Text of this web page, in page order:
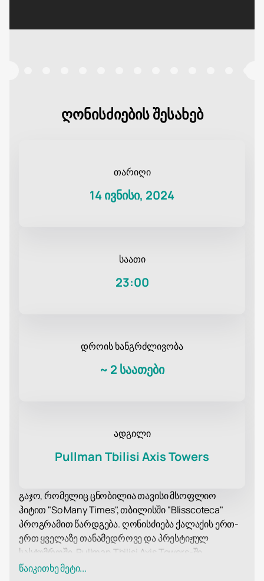
ღონისძიების შესახებ
თარიღი
14 ივნისი, 2024
საათი
23:00
დროის ხანგრძლივობა
~ 2 საათები
ადგილი
Pullman Tbilisi Axis Towers
გაჯო, რომელიც ცნობილია თავისი მსოფლიო
ჰიტით "So Many Times", თბილისში "Blisscoteca"
პროგრამით წარდგება. ღონისძიება ქალაქის ერთ-
ერთ ყველაზე თანამედროვე და პრესტიჟულ
სასტუმროში, Pullman Tbilisi Axis Towers-ში
გაიმართება. Pullman Tbilisi Axis Towers ცნობილია
წაიკითხე მეტი...